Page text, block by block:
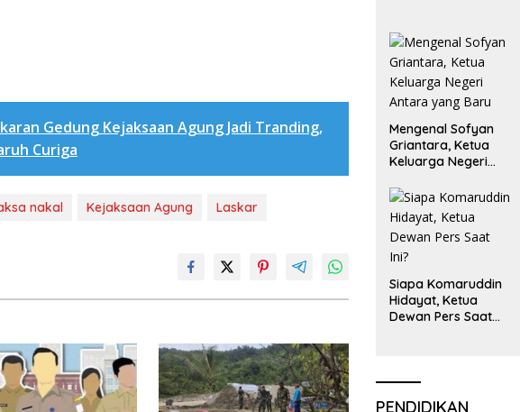
Gedung Kejaksaan Agung Jadi Tranding,
Curiga
nakal Kejaksaan Agung Laskar
Mengenal Sofyan
Griantara, Ketua
Keluarga Negeri
Siapa Komaruddin
Hidayat, Ketua
Dewan Pers Saat
PENDIDIKAN